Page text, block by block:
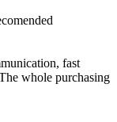
fast
whole purchasing